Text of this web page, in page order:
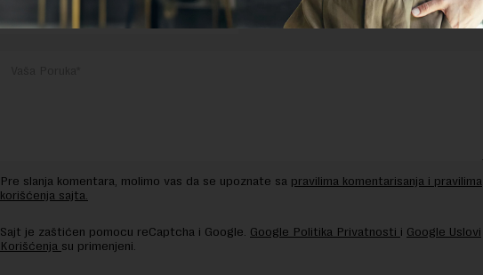
Pre slanja komentara, molimo vas da se upoznate sa pravilima komentarisanja i pravilima
korišćenja sajta.
Sajt je zaštićen pomocu reCaptcha i Google. Google Politika Privatnosti i Google Uslovi
Korišćenja su primenjeni.